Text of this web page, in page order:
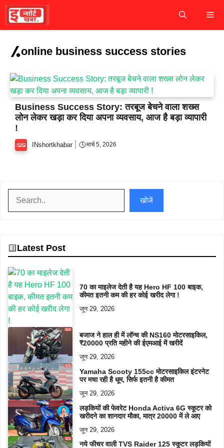
Skip
content
online business success stories
Business Success Story: तरबूज बेचने वाला शख्स
लोन लेकर खड़ा कर दिया अपना व्यवसाय, आज है बड़ा व्यापारी
!
INshortkhabar मार्च 5, 2026
खोजें
Latest Post
70 का माइलेज देती है यह Hero HF 100 बाइक,
कीमत इतनी कम की हर कोई खरीद लेगा !
जून 29, 2026
बजाज ने हाल ही में लॉन्च की NS160 मोटरसाइकिल,
₹20000 प्रति महीने की ईएमआई में खरीदें
जून 29, 2026
Yamaha Scooty 155cc मोटरसाइकिल इंटरनेट
पर मचा रही है धूम, सिर्फ इतनी है कीमत
जून 29, 2026
लड़कियों की फेवरेट Honda Activa 6G स्कूटर को
खरीदने का शानदार मौका, मात्र 20000 में ले आए
जून 29, 2026
नये फीचर वाली TVS Raider 125 स्कूटर लड़कियों